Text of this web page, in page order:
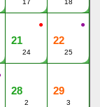
17 18
●
21
24
●
22
25
28
2
29
3